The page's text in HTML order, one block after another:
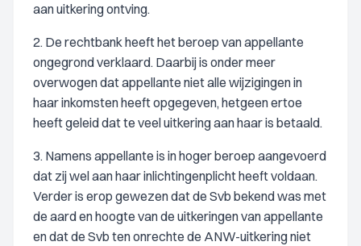
aan uitkering ontving.
2. De rechtbank heeft het beroep van appellante
ongegrond verklaard. Daarbij is onder meer
overwogen dat appellante niet alle wijzigingen in
haar inkomsten heeft opgegeven, hetgeen ertoe
heeft geleid dat te veel uitkering aan haar is betaald.
3. Namens appellante is in hoger beroep aangevoerd
dat zij wel aan haar inlichtingenplicht heeft voldaan.
Verder is erop gewezen dat de Svb bekend was met
de aard en hoogte van de uitkeringen van appellante
en dat de Svb ten onrechte de ANW-uitkering niet